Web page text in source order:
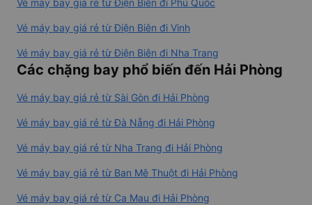
Vé máy bay giá rẻ từ Điện Biên đi Phú Quốc
Vé máy bay giá rẻ từ Điện Biên đi Vinh
Vé máy bay giá rẻ từ Điện Biên đi Nha Trang
Các chặng bay phổ biến đến Hải Phòng
Vé máy bay giá rẻ từ Sài Gòn đi Hải Phòng
Vé máy bay giá rẻ từ Đà Nẵng đi Hải Phòng
Vé máy bay giá rẻ từ Nha Trang đi Hải Phòng
Vé máy bay giá rẻ từ Ban Mê Thuột đi Hải Phòng
Vé máy bay giá rẻ từ Ca Mau đi Hải Phòng